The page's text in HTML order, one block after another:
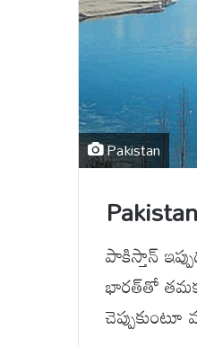
Pakistan
Pakistan
పాకిస్తాన్
భారత్‌తో